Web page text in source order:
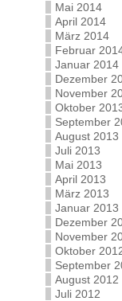
Mai 2014
April 2014
März 2014
Februar
Januar 2014
Dezember
November
Oktober
September
August 2013
Juli 2013
Mai 2013
April 2013
März 2013
Januar 2013
Dezember
November
Oktober
September
August 2012
Juli 2012